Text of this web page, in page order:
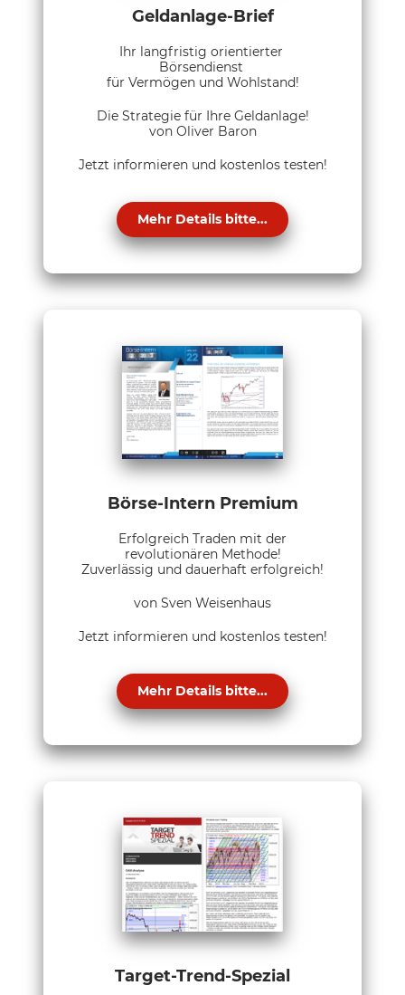
Geldanlage-Brief
Ihr langfristig orientierter
Börsendienst
für Vermögen und Wohlstand!
Die Strategie für Ihre Geldanlage!
von Oliver Baron
Jetzt informieren und kostenlos testen!
Mehr Details bitte...
Börse-Intern Premium
Erfolgreich Traden mit der
revolutionären Methode!
Zuverlässig und dauerhaft erfolgreich!
von Sven Weisenhaus
Jetzt informieren und kostenlos testen!
Mehr Details bitte...
Target-Trend-Spezial